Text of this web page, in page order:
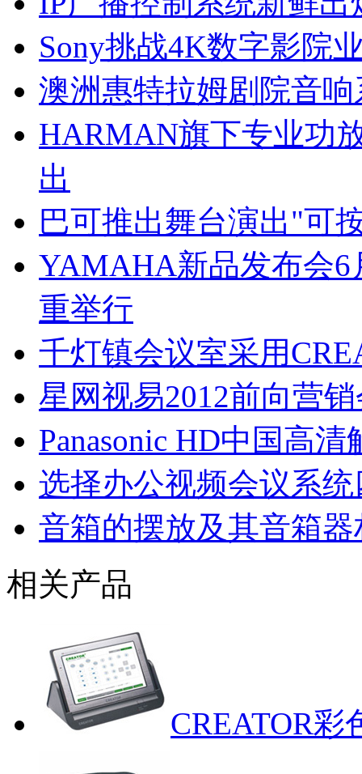
Sony挑战4K数字影院
澳洲惠特拉姆剧院音
HARMAN旗下专业功
出
巴可推出舞台演出"可
YAMAHA新品发布会6
重举行
千灯镇会议室采用
星网视易2012前向营
Panasonic HD中国高
选择办公视频会议系
音箱的摆放及其音箱
相关产品
CREATOR彩